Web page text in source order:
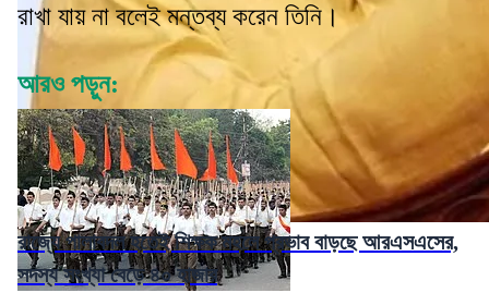
রাখা যায় না বলেই মন্তব্য করেন তিনি।
আরও পড়ুন:
রাজ্যে পালাবদল হতেই শিক্ষক মহলে প্রভাব বাড়ছে আরএসএসের,
সদস্য সংখ্যা বেড়ে ৪০ হাজার